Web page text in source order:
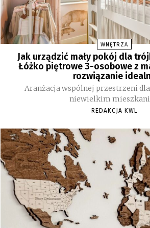
WNĘTRZA
Jak urządzić mały pokój dla
Łóżko piętrowe 3-osobowe z
rozwiązanie
Aranżacja wspólnej przestrzeni
niewielkim
REDAKCJA KWL